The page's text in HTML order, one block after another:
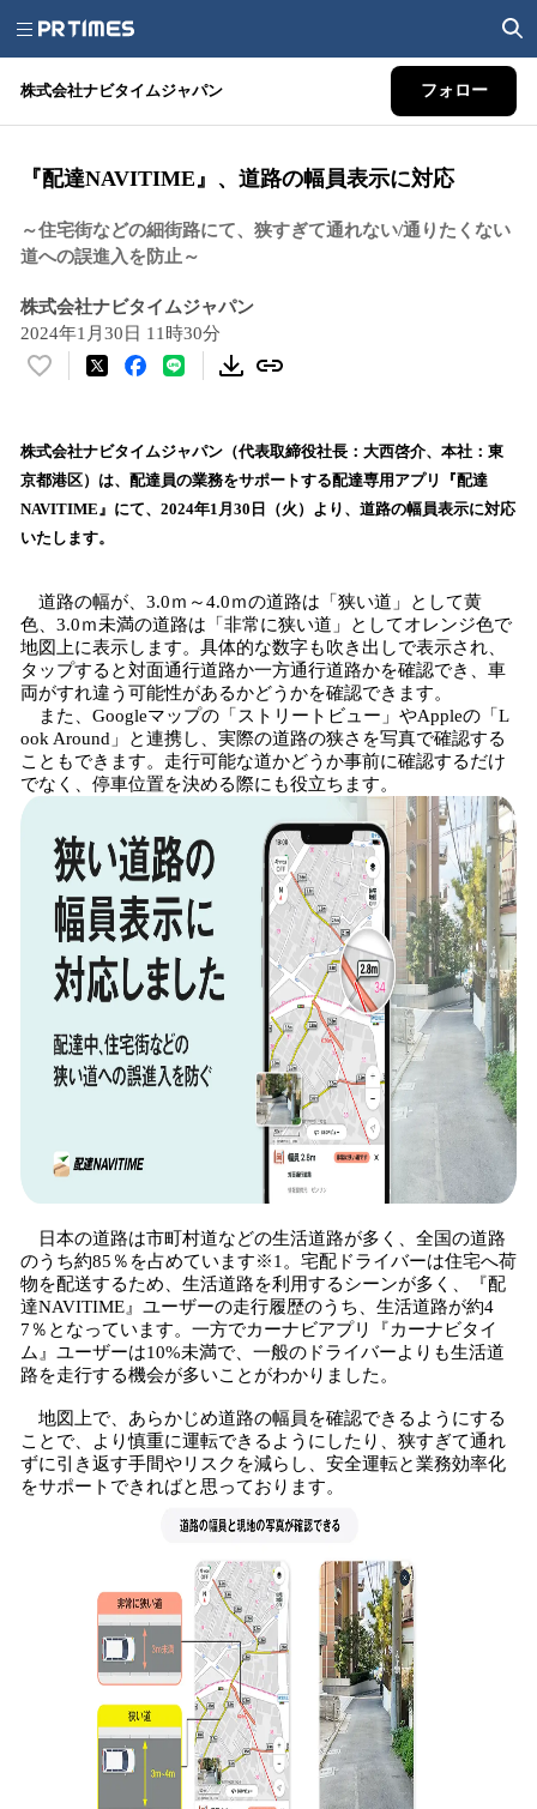
株式会社ナビタイムジャパン フォロー
『配達NAVITIME』、道路の幅員表示に対応
～住宅街などの細街路にて、狭すぎて通れない/通りたくない
道への誤進入を防止～
株式会社ナビタイムジャパン
2024年1月30日 11時30分
い
！
数
を
読
み
中
で
す
株式会社ナビタイムジャパン（代表取締役社長：大西啓介、本社：東
京都港区）は、配達員の業務をサポートする配達専用アプリ『配達
NAVITIME』にて、2024年1月30日（火）より、道路の幅員表示に対応
いたします。
道路の幅が、3.0ｍ～4.0ｍの道路は「狭い道」として黄
色、3.0ｍ未満の道路は「非常に狭い道」としてオレンジ色で
地図上に表示します。具体的な数字も吹き出しで表示され、
タップすると対面通行道路か一方通行道路かを確認でき、車
両がすれ違う可能性があるかどうかを確認できます。
また、Googleマップの「ストリートビュー」やAppleの「L
ook Around」と連携し、実際の道路の狭さを写真で確認する
こともできます。走行可能な道かどうか事前に確認するだけ
でなく、停車位置を決める際にも役立ちます。
日本の道路は市町村道などの生活道路が多く、全国の道路
のうち約85％を占めています※1。宅配ドライバーは住宅へ荷
物を配送するため、生活道路を利用するシーンが多く、『配
達NAVITIME』ユーザーの走行履歴のうち、生活道路が約4
7％となっています。一方でカーナビアプリ『カーナビタイ
ム』ユーザーは10%未満で、一般のドライバーよりも生活道
路を走行する機会が多いことがわかりました。
地図上で、あらかじめ道路の幅員を確認できるようにする
ことで、より慎重に運転できるようにしたり、狭すぎて通れ
ずに引き返す手間やリスクを減らし、安全運転と業務効率化
をサポートできればと思っております。